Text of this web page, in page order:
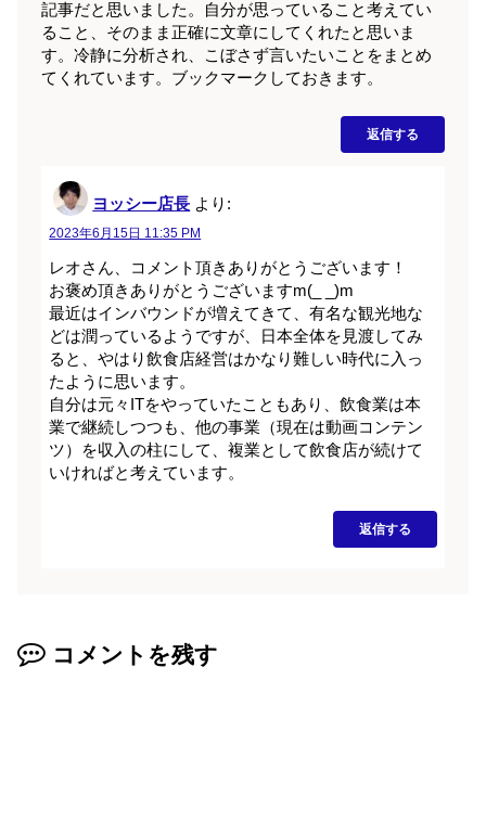
記事だと思いました。自分が思っていること考えてい
ること、そのまま正確に文章にしてくれたと思いま
す。冷静に分析され、こぼさず言いたいことをまとめ
てくれています。ブックマークしておきます。
返信する
ヨッシー店長 より:
2023年6月15日 11:35 PM
レオさん、コメント頂きありがとうございます！
お褒め頂きありがとうございますm(_ _)m
最近はインバウンドが増えてきて、有名な観光地な
どは潤っているようですが、日本全体を見渡してみ
ると、やはり飲食店経営はかなり難しい時代に入っ
たように思います。
自分は元々ITをやっていたこともあり、飲食業は本
業で継続しつつも、他の事業（現在は動画コンテン
ツ）を収入の柱にして、複業として飲食店が続けて
いければと考えています。
返信する
コメントを残す